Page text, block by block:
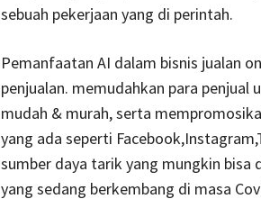
sebuah pekerjaan yang di perintah.
Pemanfaatan AI dalam bisnis jualan
penjualan. memudahkan para penjual
mudah & murah, serta
yang ada seperti
sumber daya tarik yang mungkin
yang sedang berkembang di masa